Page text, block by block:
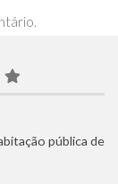
pública de